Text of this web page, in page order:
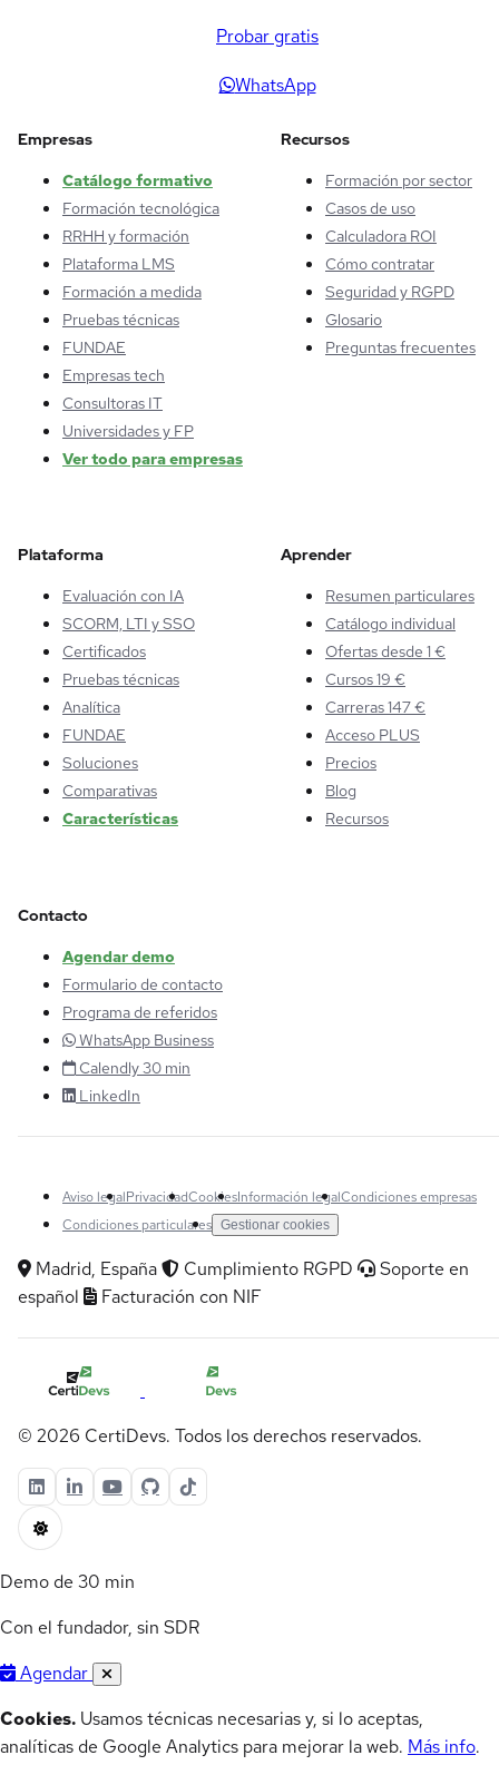
Probar gratis
WhatsApp
Empresas
Catálogo formativo
Formación tecnológica
RRHH y formación
Plataforma LMS
Formación a medida
Pruebas técnicas
FUNDAE
Empresas tech
Consultoras IT
Universidades y FP
Ver todo para empresas
Recursos
Formación por sector
Casos de uso
Calculadora ROI
Cómo contratar
Seguridad y RGPD
Glosario
Preguntas frecuentes
Plataforma
Evaluación con IA
SCORM, LTI y SSO
Certificados
Pruebas técnicas
Analítica
FUNDAE
Soluciones
Comparativas
Características
Aprender
Resumen particulares
Catálogo individual
Ofertas desde 1 €
Cursos 19 €
Carreras 147 €
Acceso PLUS
Precios
Blog
Recursos
Contacto
Agendar demo
Formulario de contacto
Programa de referidos
WhatsApp Business
Calendly 30 min
LinkedIn
Aviso legalPrivacidadCookiesInformación legalCondiciones empresas
Condiciones particulares Gestionar cookies
Madrid, España Cumplimiento RGPD
Soporte en
español
Facturación con NIF
© 2026 CertiDevs. Todos los derechos reservados.
Demo de 30 min
Con el fundador, sin SDR
Agendar
Cookies. Usamos técnicas necesarias y, si lo aceptas,
analíticas de Google Analytics para mejorar la web. Más info.